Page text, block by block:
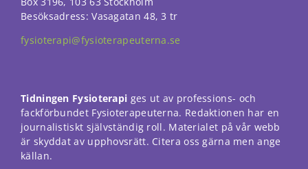
Besöksadress: Vasagatan 48, 3 tr
fysioterapi@fysioterapeuterna.se
Tidningen Fysioterapi ges ut av professions- och
fackförbundet Fysioterapeuterna. Redaktionen har en
journalistiskt självständig roll. Materialet på vår webb
är skyddat av upphovsrätt. Citera oss gärna men ange
källan.